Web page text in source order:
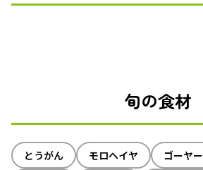
旬の食材
とうがん モロヘイヤ ゴーヤー